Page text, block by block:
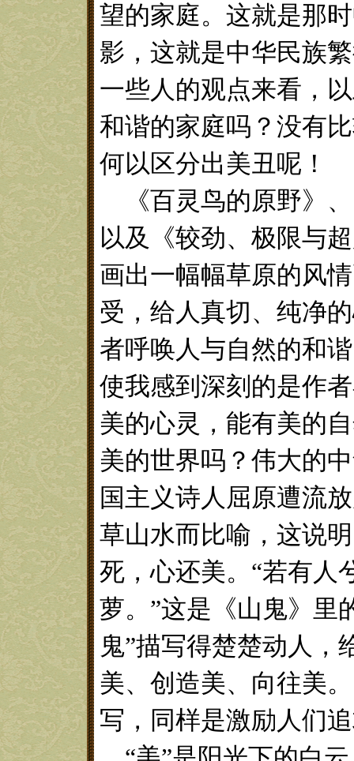
望的家庭。这就是那
影，这就是中华民族
一些人的观点来看，
和谐的家庭吗？没有
何以区分出美丑呢！
《百灵鸟的原野》
以及《较劲、极限与
画出一幅幅草原的风
受，给人真切、纯净
者呼唤人与自然的和
使我感到深刻的是作
美的心灵，能有美的
美的世界吗？伟大的
国主义诗人屈原遭流
草山水而比喻，这说
死，心还美。 “若有人
萝。”这是《山鬼》里
鬼”描写得楚楚动人，
美、创造美、向往美
写，同样是激励人们